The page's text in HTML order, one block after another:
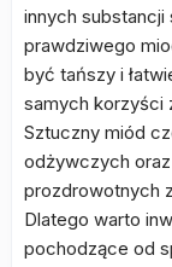
innych substancji
prawdziwego
być tańszy i
samych korzyści
Sztuczny miód
odżywczych
prozdrowotnych
Dlatego warto
pochodzące od